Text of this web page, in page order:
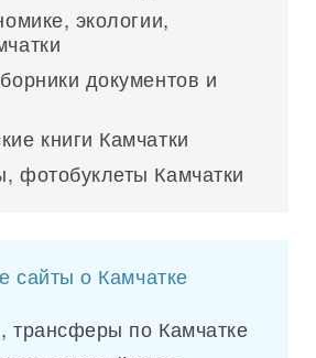
экологии,
документов и
книги Камчатки
фотобуклеты Камчатки
сайты о Камчатке
трансферы по Камчатке